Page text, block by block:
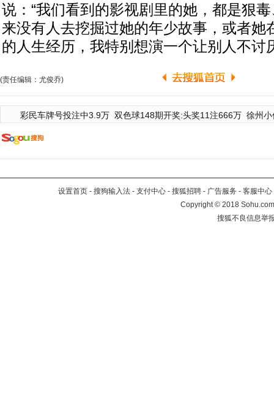
说：“我们看到的影视剧里的她，都是狠
来没有人去挖掘过她的年少故事，或者她
的人生经历，我特别想演一个让别人不讨
(责任编辑：尤俊乔)
彩民车牌号投注中3.9万 双色球148期开奖:头奖11注666万 徐州
设置首页 - 搜狗输入法 - 支付中心 - 搜狐招聘 - 广告服务 - 客服中心
Copyright©2018
搜狐不良信息举